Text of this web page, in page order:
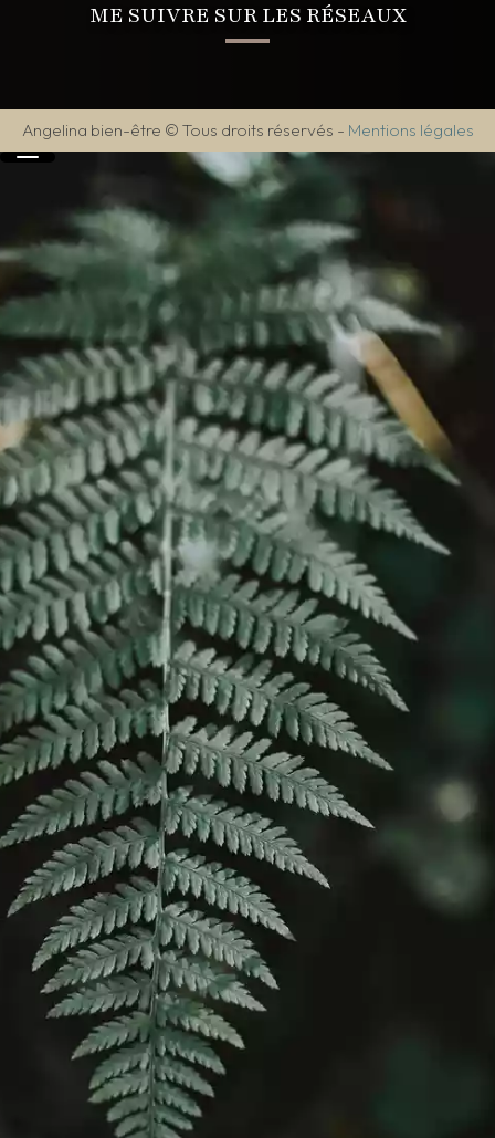
ME SUIVRE SUR LES RÉSEAUX
Angelina bien-être © Tous droits réservés - Mentions légales